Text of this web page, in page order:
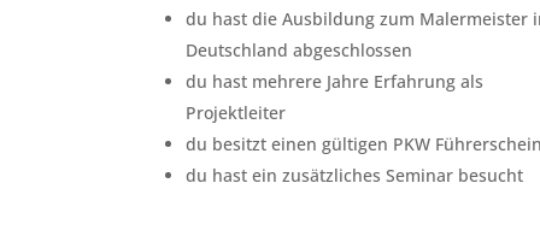
du hast die Ausbildung zum Malermeister
Deutschland abgeschlossen
du hast mehrere Jahre Erfahrung als
Projektleiter
du besitzt einen gültigen PKW
du hast ein zusätzliches Seminar besucht